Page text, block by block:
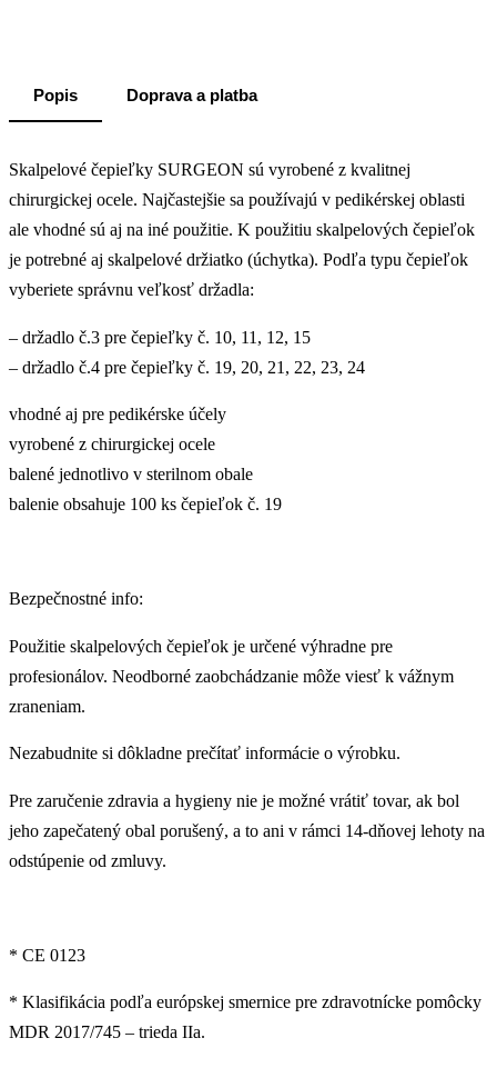
Popis Doprava a platba
Skalpelové čepieľky SURGEON sú vyrobené z kvalitnej
chirurgickej ocele. Najčastejšie sa používajú v pedikérskej oblasti
ale vhodné sú aj na iné použitie. K použitiu skalpelových čepieľok
je potrebné aj skalpelové držiatko (úchytka). Podľa typu čepieľok
vyberiete správnu veľkosť držadla:
– držadlo č.3 pre čepieľky č. 10, 11, 12, 15
– držadlo č.4 pre čepieľky č. 19, 20, 21, 22, 23, 24
vhodné aj pre pedikérske účely
vyrobené z chirurgickej ocele
balené jednotlivo v sterilnom obale
balenie obsahuje 100 ks čepieľok č. 19
Bezpečnostné info:
Použitie skalpelových čepieľok je určené výhradne pre
profesionálov. Neodborné zaobchádzanie môže viesť k vážnym
zraneniam.
Nezabudnite si dôkladne prečítať informácie o výrobku.
Pre zaručenie zdravia a hygieny nie je možné vrátiť tovar, ak bol
jeho zapečatený obal porušený, a to ani v rámci 14-dňovej lehoty na
odstúpenie od zmluvy.
* CE 0123
* Klasifikácia podľa európskej smernice pre zdravotnícke pomôcky
MDR 2017/745 – trieda IIa.